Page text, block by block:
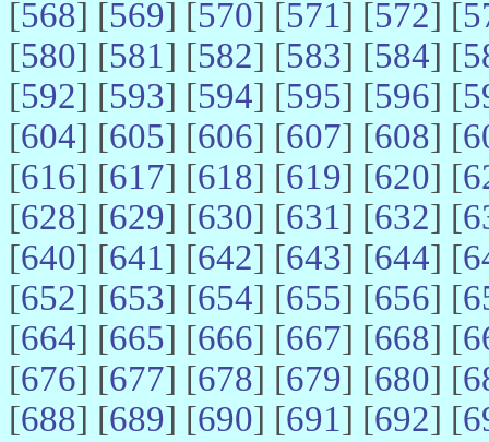
[568] [569] [570] [571] [572] [
[580] [581] [582] [583] [584] [
[592] [593] [594] [595] [596] [
[604] [605] [606] [607] [608] [
[616] [617] [618] [619] [620] [
[628] [629] [630] [631] [632] [
[640] [641] [642] [643] [644] [
[652] [653] [654] [655] [656] [
[664] [665] [666] [667] [668] [
[676] [677] [678] [679] [680] [
[688] [689] [690] [691] [692] [